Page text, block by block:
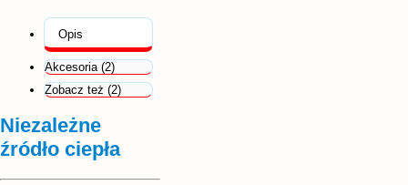
Opis
Akcesoria (2)
Zobacz też (2)
Niezależne
źródło ciepła